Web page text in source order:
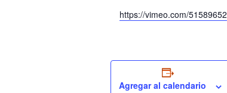
https://vimeo.com/51589652
Agregar al calendario